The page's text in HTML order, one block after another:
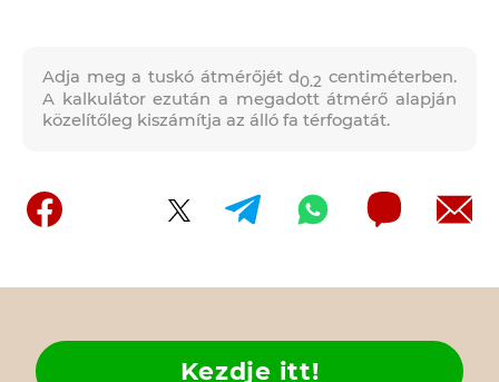
Adja meg a tuskó átmérőjét d0.2 centiméterben.
A kalkulátor ezután a megadott átmérő alapján
közelítőleg kiszámítja az álló fa térfogatát.
Kezdje itt!